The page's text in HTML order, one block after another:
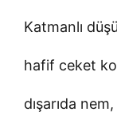
Katmanlı
hafif ceket
dışarıda